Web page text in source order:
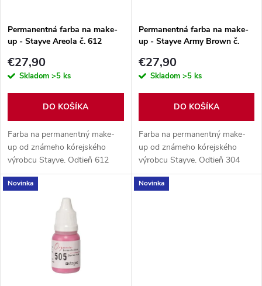
e
p
r
o
d
u
s
p
r
d
u
k
Permanentná farba na make-
up - Stayve Areola č. 612
€27,90
Skladom >5 ks
DO KOŠÍKA
Farba na permanentný make-
up od známeho kórejského
výrobcu Stayve. Odtieň 612
Areola organický pigment,
obsah balenia 10 ml.
Permanentná farba na make-
up - Stayve Army Brown č.
€27,90
Skladom >5 ks
DO KOŠÍKA
Farba na permanentný make-
up od známeho kórejského
výrobcu Stayve. Odtieň 304
Army Brown organický
pigment, obsah balenia 10 ml.
Novinka Novinka